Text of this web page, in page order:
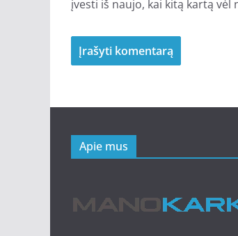
įvesti iš naujo, kai kitą kartą
Apie mus